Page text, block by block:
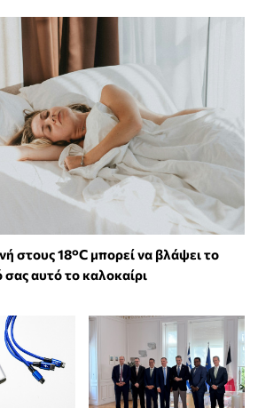
στους 18°C μπορεί να βλάψει το
σας αυτό το καλοκαίρι